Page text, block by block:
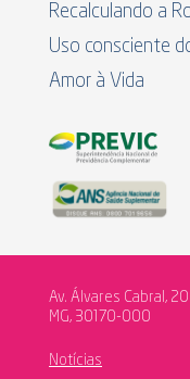
Recalculando a
Uso consciente
Amor à Vida
Av. Álvares Cabral,
MG, 30170-000
Notícias